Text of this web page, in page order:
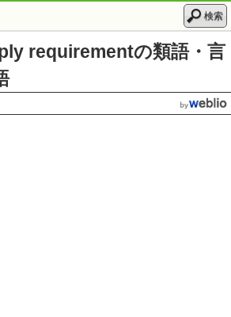
検索
requirementの類語・言